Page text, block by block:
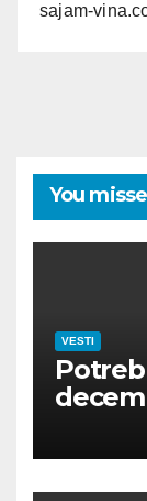
sajam-
You
VESTI